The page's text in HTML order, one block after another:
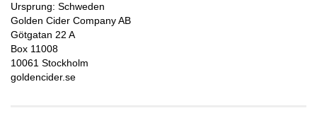
Ursprung: Schweden
Golden Cider Company AB
Götgatan 22 A
Box 11008
10061 Stockholm
goldencider.se